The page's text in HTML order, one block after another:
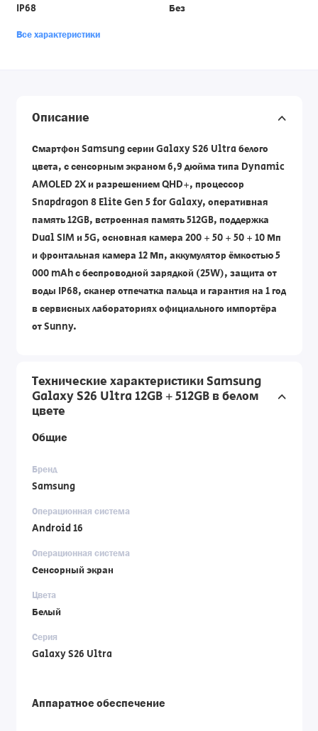
IP68 Без
Все характеристики
Описание
Смартфон Samsung серии Galaxy S26 Ultra белого
цвета, с сенсорным экраном 6,9 дюйма типа Dynamic
AMOLED 2X и разрешением QHD+, процессор
Snapdragon 8 Elite Gen 5 for Galaxy, оперативная
память 12GB, встроенная память 512GB, поддержка
Dual SIM и 5G, основная камера 200 + 50 + 50 + 10 Мп
и фронтальная камера 12 Мп, аккумулятор ёмкостью 5
000 mAh с беспроводной зарядкой (25W), защита от
воды IP68, сканер отпечатка пальца и гарантия на 1 год
в сервисных лабораториях официального импортёра
от Sunny.
Технические характеристики Samsung
Galaxy S26 Ultra 12GB + 512GB в белом
цвете
Общие
Бренд
Samsung
Операционная система
Android 16
Операционная система
Сенсорный экран
Цвета
Белый
Серия
Galaxy S26 Ultra
Аппаратное обеспечение